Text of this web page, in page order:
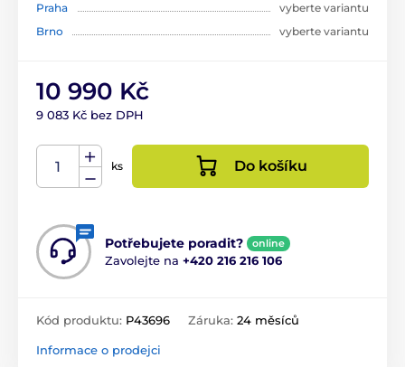
Praha
vyberte variantu
Brno
vyberte variantu
10 990 Kč
9 083 Kč bez DPH
ks Do košíku
Potřebujete poradit? online
Zavolejte na +420 216 216 106
Kód produktu: P43696 Záruka: 24 měsíců
Informace o prodejci